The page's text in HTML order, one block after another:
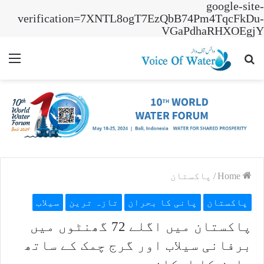
google-site-
verification=7XNTL8ogT7EzQbB74Pm4TqcFkDu-
VGaPdhaRHXOEgjY
Search
/ پاکستان
پاکستان پانی کا بحران تازہ ترین سیلاب
پاکستان میں اگلے 72 گھنٹوں میں
برفانی سیلاب اور گرج چمک کے ساتھ